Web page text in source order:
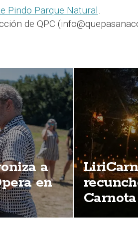
Pindo Parque Natural.
de QPC
a
en
Carnota